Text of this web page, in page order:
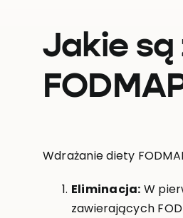
Jakie
Wdrażanie diety
Eliminacja: W
zawierających